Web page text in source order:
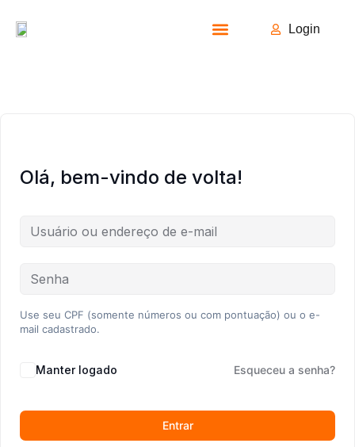
Login
Olá, bem-vindo de volta!
Use seu CPF (somente números ou com pontuação) ou o e-
mail cadastrado.
Manter logado Esqueceu a senha?
Entrar